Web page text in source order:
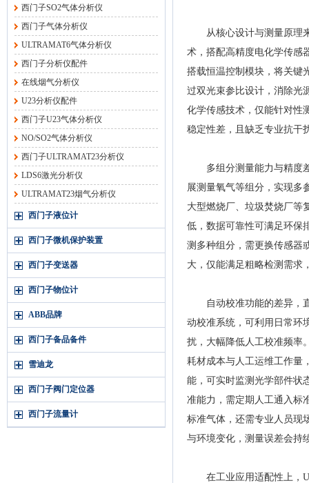
西门子SO2气体分析仪
西门子气体分析仪
ULTRAMAT6气体分析仪
西门子分析仪配件
在线烟气分析仪
U23分析仪配件
西门子U23气体分析仪
NO/SO2气体分析仪
西门子ULTRAMAT23分析仪
LDS6激光分析仪
ULTRAMAT23烟气分析仪
西门子液位计
西门子微机保护装置
西门子变送器
西门子物位计
ABB品牌
西门子备品备件
雪迪龙
西门子阀门定位器
西门子流量计
从核心设计与测量原理来
术，搭配高精度电化学传感
搭载恒温控制模块，将关键
过双光束参比设计，消除光
化学传感技术，仅能针对性
稳定性差，且缺乏专业抗干
多组分测量能力与精度差
展测量氧气等组分，实现多
大型燃烧厂、垃圾焚烧厂等
低，数据可靠性可满足环保
测多种组分，需更换传感器
大，仅能满足粗略检测需求
自动校准功能的差异，直
动校准系统，可利用日常环
扰，大幅降低人工校准频率
耗材成本与人工运维工作量
能，可实时监测光学部件状
准能力，需定期人工通入标
标准气体，还需专业人员现
与环境变化，测量误差会持
在工业应用适配性上，